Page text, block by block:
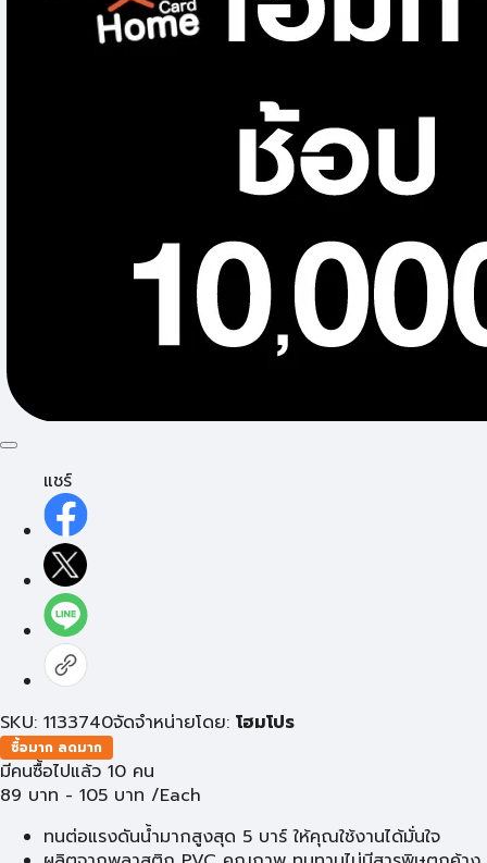
แชร์
SKU: 1133740จัดจำหน่ายโดย: โฮมโปร
ซื้อมาก ลดมาก
มีคนซื้อไปแล้ว 10 คน
89 บาท - 105 บาท /Each
ทนต่อแรงดันน้ำมากสูงสุด 5 บาร์ ให้คุณใช้งานได้มั่นใจ